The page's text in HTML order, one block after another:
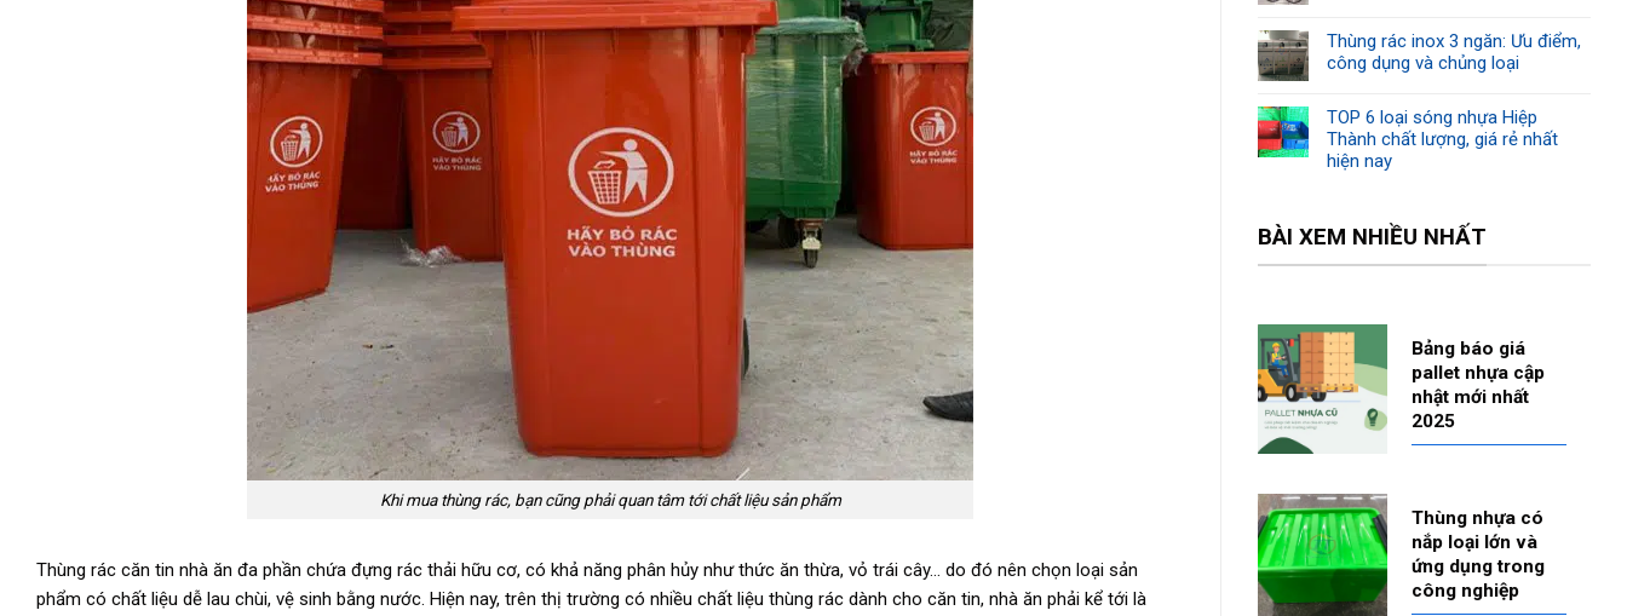
Khi mua thùng rác, bạn cũng phải quan tâm tới chất liệu sản phẩm
Thùng rác căn tin nhà ăn đa phần chứa đựng rác thải hữu cơ, có khả năng phân hủy như thức ăn thừa, vỏ trái cây… do đó nên chọn loại sản
phẩm có chất liệu dễ lau chùi, vệ sinh bằng nước. Hiện nay, trên thị trường có nhiều chất liệu thùng rác dành cho căn tin, nhà ăn phải kể tới là
Thùng rác inox 3 ngăn: Ưu điểm,
công dụng và chủng loại
TOP 6 loại sóng nhựa Hiệp
Thành chất lượng, giá rẻ nhất
hiện nay
BÀI XEM NHIỀU NHẤT
Bảng báo giá
pallet nhựa cập
nhật mới nhất
2025
Thùng nhựa có
nắp loại lớn và
ứng dụng trong
công nghiệp